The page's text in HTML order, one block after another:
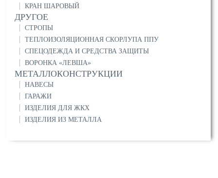
КРАН ШАРОВЫЙ
ДРУГОЕ
СТРОПЫ
ТЕПЛОИЗОЛЯЦИОННАЯ СКОРЛУПА ППУ
СПЕЦОДЕЖДА И СРЕДСТВА ЗАЩИТЫ
ВОРОНКА «ЛЕВША»
МЕТАЛЛОКОНСТРУКЦИИ
НАВЕСЫ
ГАРАЖИ
ИЗДЕЛИЯ ДЛЯ ЖКХ
ИЗДЕЛИЯ ИЗ МЕТАЛЛА